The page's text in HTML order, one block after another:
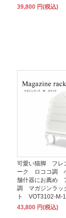
39,800 円(税込)
可愛い猫脚 フレ
ーク ロココ調
舗什器にお薦め
調 マガジンラ
ト VOT3102-M-
43,800 円(税込)